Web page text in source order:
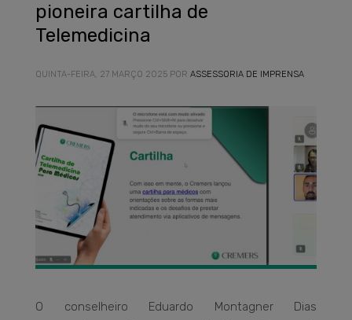
pioneira cartilha de
Telemedicina
QUINTA-FEIRA, 27 MARÇO 2025 POR ASSESSORIA DE IMPRENSA
O conselheiro Eduardo Montagner Dias